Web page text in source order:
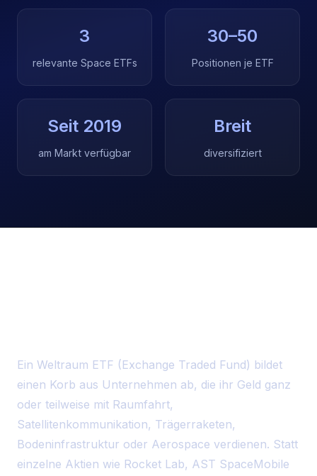
3
relevante Space ETFs
30–50
Positionen je ETF
Seit 2019
am Markt verfügbar
Breit
diversifiziert
Ein Weltraum ETF (Exchange Traded Fund) bildet
einen Korb aus Unternehmen ab, die ihr Geld ganz
oder teilweise mit Raumfahrt,
Satellitenkommunikation, Trägerraketen,
Bodeninfrastruktur oder Aerospace verdienen. Statt
einzelne Aktien wie Rocket Lab, AST SpaceMobile